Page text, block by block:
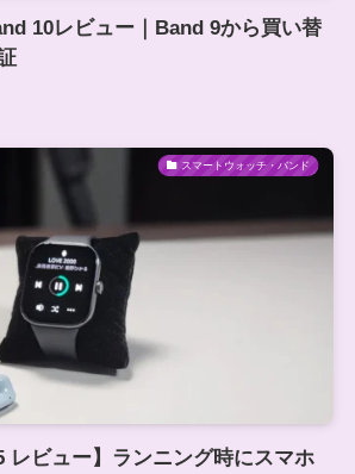
10レビュー｜Band 9から買い替
スマートウォッチ・バンド
レビュー】ランニング時にスマホ